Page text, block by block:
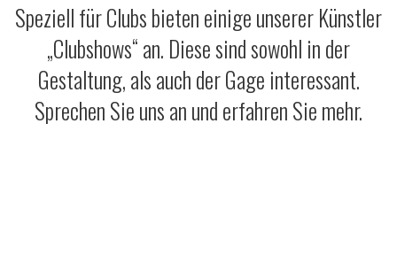
Speziell für Clubs bieten einige unserer Künstler
„Clubshows“ an. Diese sind sowohl in der
Gestaltung, als auch der Gage interessant.
Sprechen Sie uns an und erfahren Sie mehr.